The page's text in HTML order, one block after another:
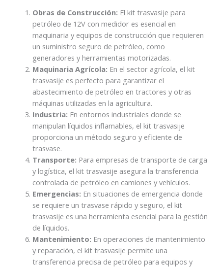
Obras de Construcción: El kit trasvasije para
petróleo de 12V con medidor es esencial en
maquinaria y equipos de construcción que requieren
un suministro seguro de petróleo, como
generadores y herramientas motorizadas.
Maquinaria Agrícola: En el sector agrícola, el kit
trasvasije es perfecto para garantizar el
abastecimiento de petróleo en tractores y otras
máquinas utilizadas en la agricultura.
Industria: En entornos industriales donde se
manipulan líquidos inflamables, el kit trasvasije
proporciona un método seguro y eficiente de
trasvase.
Transporte: Para empresas de transporte de carga
y logística, el kit trasvasije asegura la transferencia
controlada de petróleo en camiones y vehículos.
Emergencias: En situaciones de emergencia donde
se requiere un trasvase rápido y seguro, el kit
trasvasije es una herramienta esencial para la gestión
de líquidos.
Mantenimiento: En operaciones de mantenimiento
y reparación, el kit trasvasije permite una
transferencia precisa de petróleo para equipos y